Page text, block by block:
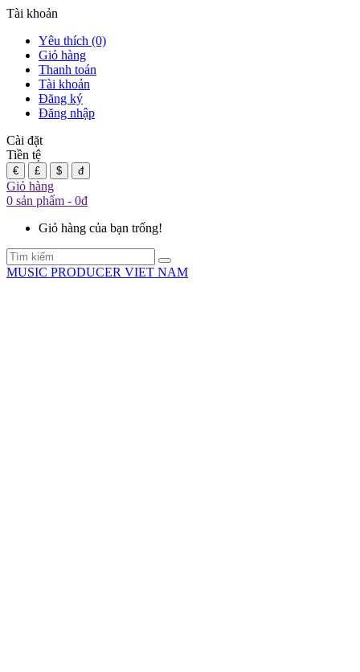
Tài khoản
Yêu thích (0)
Giỏ hàng
Thanh toán
Tài khoản
Đăng ký
Đăng nhập
Cài đặt
Tiền tệ
€ £ $ đ
Giỏ hàng
0 sản phẩm - 0đ
Giỏ hàng của bạn trống!
MUSIC PRODUCER VIET NAM